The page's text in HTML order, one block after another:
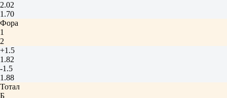
2.02
1.70
Фора
1
2
+1.5
1.82
-1.5
1.88
Тотал
Б